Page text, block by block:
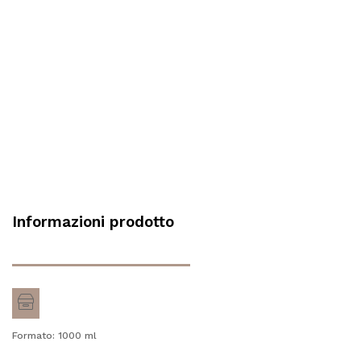
Informazioni prodotto
Formato: 1000 ml